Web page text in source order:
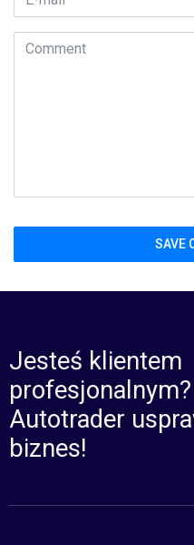
Jesteś klientem
profesjonalnym?
Autotrader
biznes!